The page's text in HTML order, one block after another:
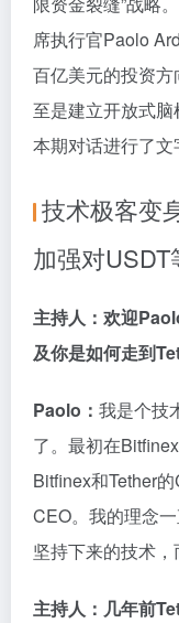
席执行官Paolo
百亿美元的投资
至是建立开放式
本期对话进行了文
技术极客变
加强对
主持人：欢迎
及你是如何走到
Paolo： 我是个技
了。最初在
Bitfinex和Tether
CEO。我的理念
坚持下来的技术，
主持人：几年前